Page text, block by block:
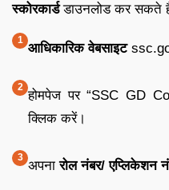
स्कोरकार्डडाउनलोड कर सकते
आधिकारिक वेबसाइट
होमपेज पर “SSC GD
क्लिक करें।
अपनारोल नंबर/ एप्लिकेशन